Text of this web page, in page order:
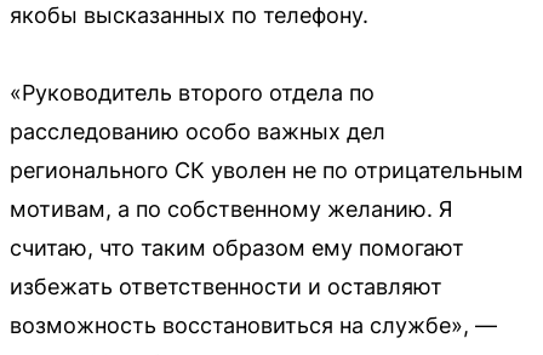
якобы высказанных по телефону.
«Руководитель второго отдела по
расследованию особо важных дел
регионального СК уволен не по отрицательным
мотивам, а по собственному желанию. Я
считаю, что таким образом ему помогают
избежать ответственности и оставляют
возможность восстановиться на службе», —